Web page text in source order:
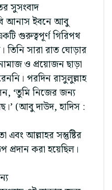
সুসংবাদ
আনাস ইবনে আবু
গুরুত্বপূর্ণ গিরিপথ
তিনি সারা রাত ঘোড়ার
ও প্রয়োজন ছাড়া
পরদিন রাসুলুল্লাহ
‘তুমি নিজের জন্য
(আবু দাউদ, হাদিস :
এবং আল্লাহর সন্তুষ্টির
প্রদান করা হয়েছিল।